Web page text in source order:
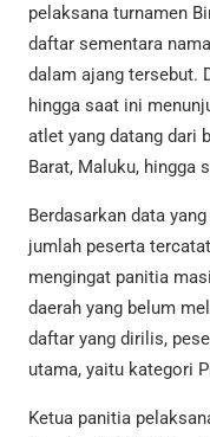
pelaksana turnamen
daftar sementara
dalam ajang tersebut.
hingga saat ini
atlet yang datang dari
Barat, Maluku, hingga
Berdasarkan data
jumlah peserta
mengingat panitia
daerah yang belum
daftar yang dirilis,
utama, yaitu kategori
Ketua panitia